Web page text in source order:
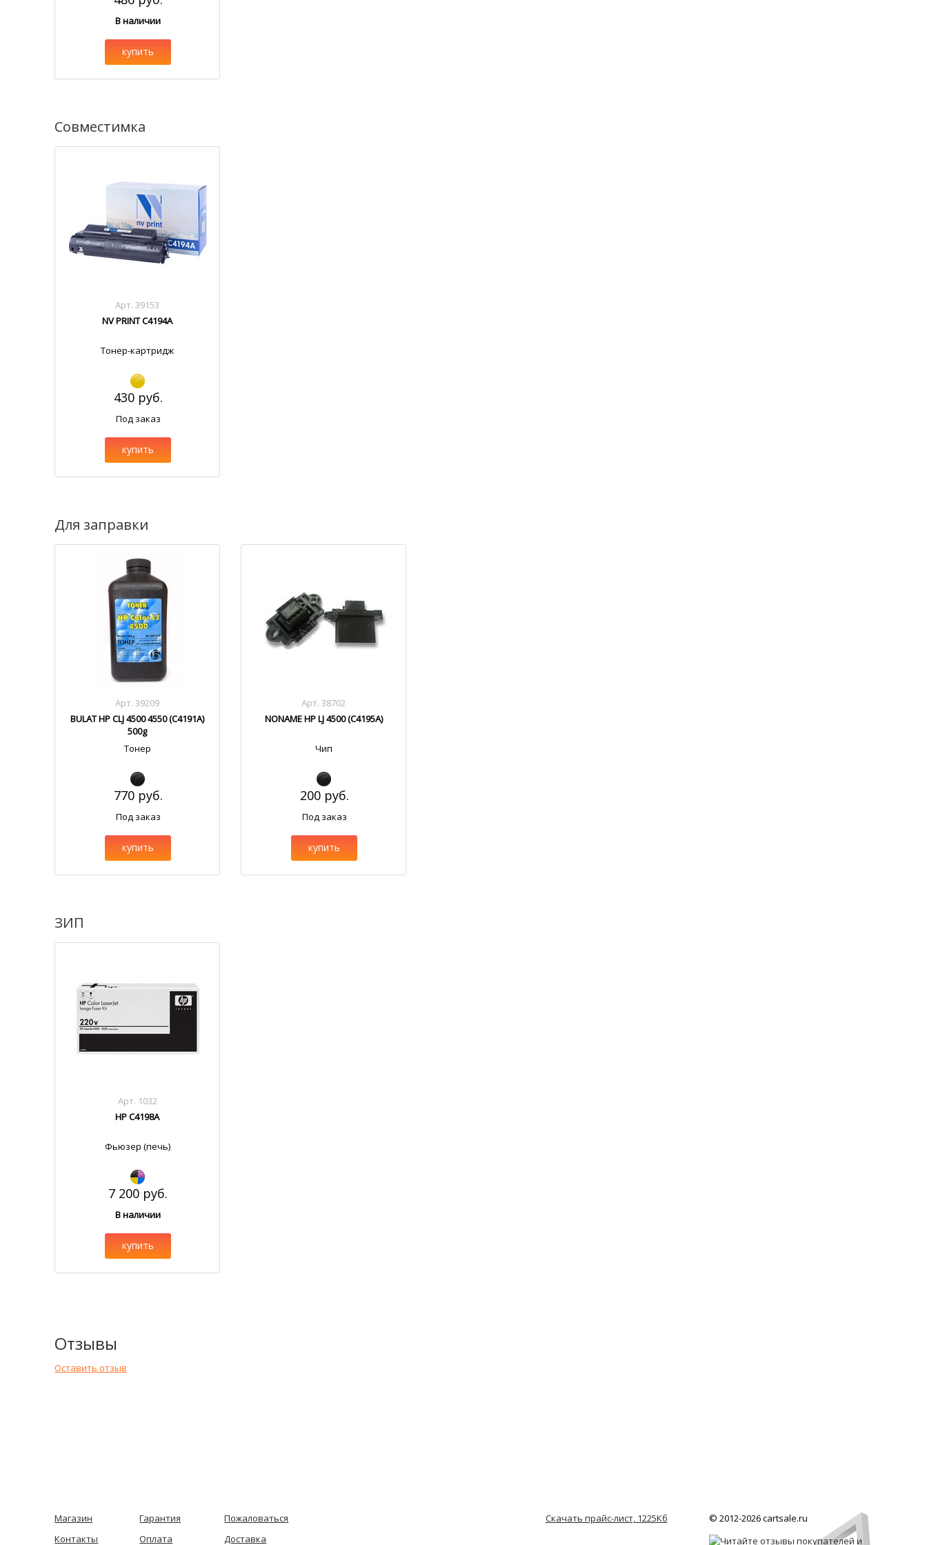
В наличии
купить
Совместимка
Арт. 39153
NV PRINT C4194A
Тонер-картридж
430 руб.
Под заказ
купить
Для заправки
Арт. 39209
BULAT HP CLJ 4500 4550 (C4191A)
500g
Тонер
770 руб.
Под заказ
купить
Арт. 38702
NONAME HP LJ 4500 (C4195A)
Чип
200 руб.
Под заказ
купить
ЗИП
Арт. 1032
HP C4198A
Фьюзер (печь)
7 200 руб.
В наличии
купить
Отзывы
Оставить отзыв
Магазин Гарантия
Пожаловаться
Контакты
Оплата Доставка
Скачать прайс-лист, 1225Кб © 2012-2026 cartsale.ru